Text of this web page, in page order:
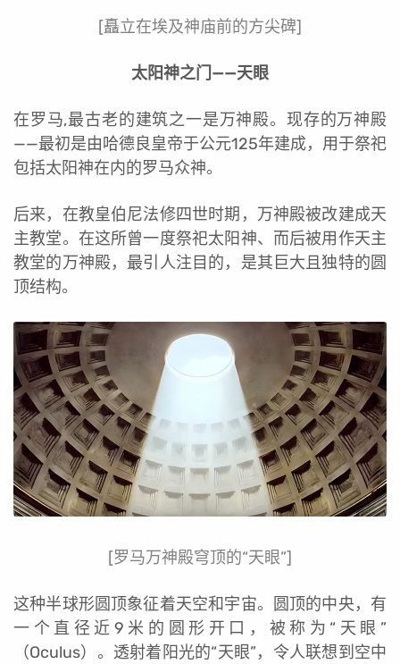
[矗立在埃及神庙前的方尖碑]
太阳神之门——天眼
在罗马,最古老的建筑之一是万神殿。现存的万神殿
——最初是由哈德良皇帝于公元125年建成，用于祭祀
包括太阳神在内的罗马众神。
后来，在教皇伯尼法修四世时期，万神殿被改建成天
主教堂。在这所曾一度祭祀太阳神、而后被用作天主
教堂的万神殿，最引人注目的，是其巨大且独特的圆
顶结构。
[罗马万神殿穹顶的“天眼”]
这种半球形圆顶象征着天空和宇宙。圆顶的中央，有
一个直径近9米的圆形开口，被称为“天眼”
（Oculus）。透射着阳光的“天眼”，令人联想到空中